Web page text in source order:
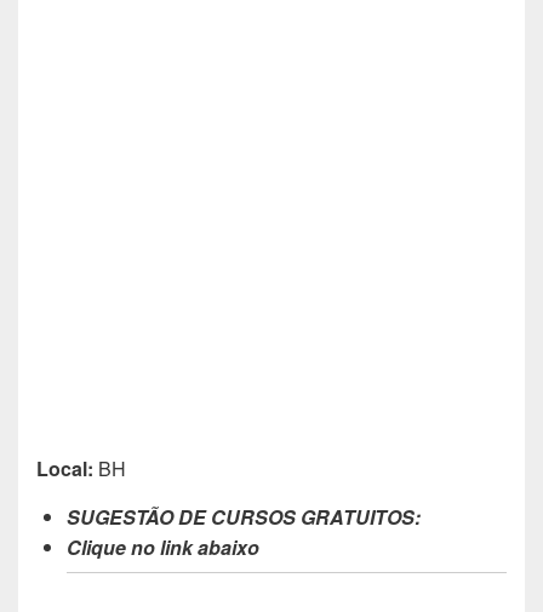
Local: BH
SUGESTÃO DE CURSOS GRATUITOS:
Clique no link abaixo